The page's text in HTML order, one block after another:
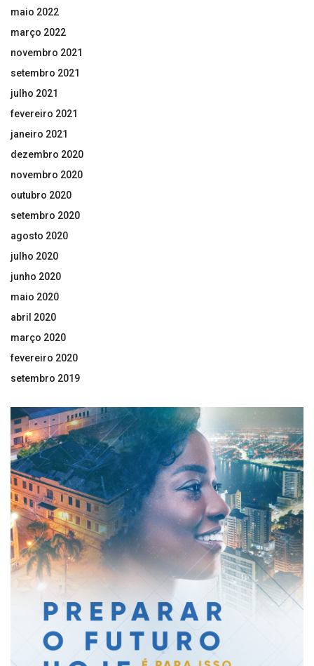
maio 2022
março 2022
novembro 2021
setembro 2021
julho 2021
fevereiro 2021
janeiro 2021
dezembro 2020
novembro 2020
outubro 2020
setembro 2020
agosto 2020
julho 2020
junho 2020
maio 2020
abril 2020
março 2020
fevereiro 2020
setembro 2019